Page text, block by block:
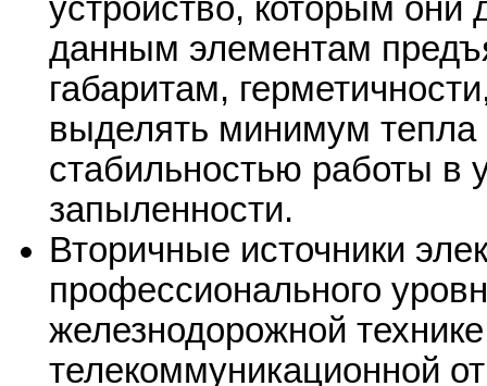
устройство, которым они
данным элементам
габаритам,
выделять минимум тепла
стабильностью работы в
запыленности.
Вторичные источники
профессионального
железнодорожной
телекоммуникационной